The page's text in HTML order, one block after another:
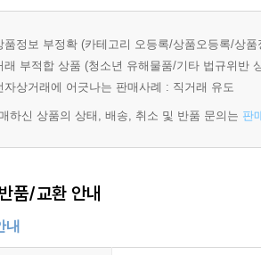
조한 여덟 번째 세계 『그랜드 부다페스트
그랜드 부다페스트 호텔』은 세계 대전
이 제로와 그의 멘토 구스타브가 주축
화 같은 색감과 대칭의 아름다움이 부각
갖고 싶게 만드는 소품들에 이르기까
대화된 작품이라는 평을 받는다.
품정보 부정확 (카테고리 오등록/상품오등록/상
래 부적합 상품 (청소년 유해물품/기타 법규위반
자상거래에 어긋나는 판매사례 : 직거래 유도
하신 상품의 상태, 배송, 취소 및 반품 문의는 판
품/교환 안내
내